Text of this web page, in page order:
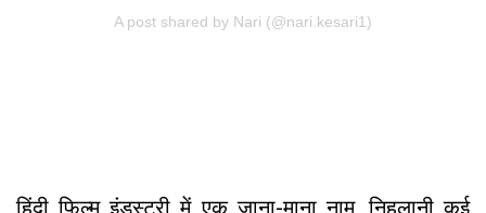
A post shared by Nari (@nari.kesari1)
हिंदी फिल्म इंडस्ट्री में एक जाना-माना नाम, निहलानी कई